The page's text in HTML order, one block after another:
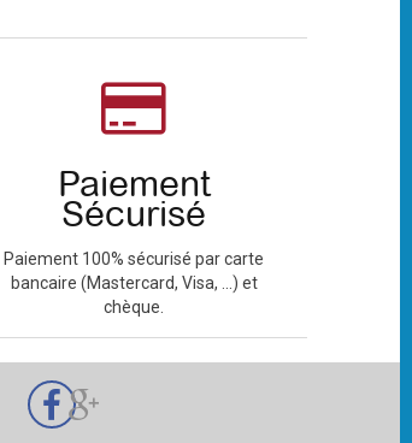
Paiement
Sécurisé
Paiement 100% sécurisé par carte
bancaire (Mastercard, Visa, ...) et
chèque.